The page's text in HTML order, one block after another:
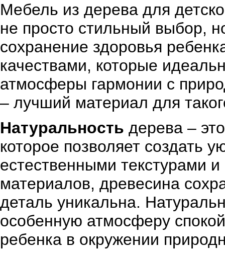
Мебель из дерева для
не просто стильный выбор,
сохранение здоровья
качествами, которые
атмосферы гармонии с
– лучший материал для
Натуральность дерева –
которое позволяет создать
естественными текстурами
материалов, древесина
деталь уникальна.
особенную атмосферу
ребенка в окружении